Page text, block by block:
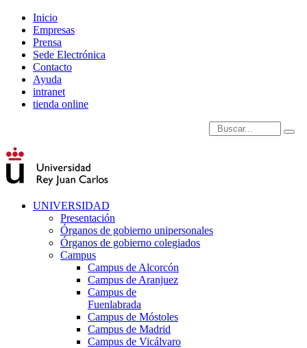
Inicio
Empresas
Prensa
Sede Electrónica
Contacto
Ayuda
intranet
tienda online
Introduce términos de
UNIVERSIDAD
Presentación
Órganos de gobierno unipersonales
Órganos de gobierno colegiados
Campus
Campus de Alcorcón
Campus de Aranjuez
Campus de
Fuenlabrada
Campus de Móstoles
Campus de Madrid
Campus de Vicálvaro